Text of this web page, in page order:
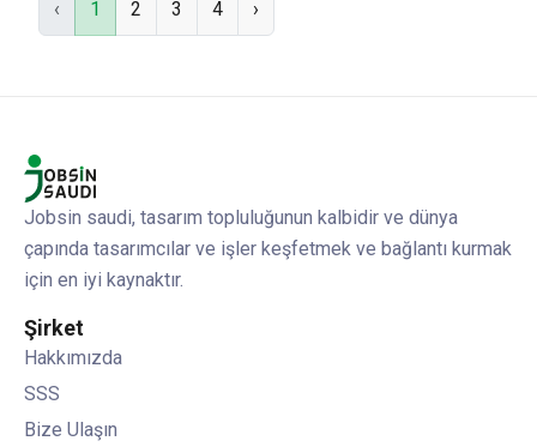
‹ 1 2 3 4 ›
Jobsin saudi, tasarım topluluğunun kalbidir ve dünya
çapında tasarımcılar ve işler keşfetmek ve bağlantı kurmak
için en iyi kaynaktır.
Şirket
Hakkımızda
SSS
Bize Ulaşın